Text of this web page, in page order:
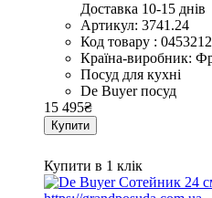
Доставка 10-15 днів
Артикул: 3741.24
Код товару :
Країна-виробник:
Посуд для кухні
De Buyer посуд
15 495₴
Купити
Купити в 1 клік